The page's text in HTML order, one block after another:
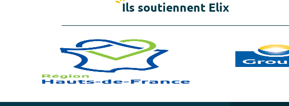
Ils soutiennent Elix